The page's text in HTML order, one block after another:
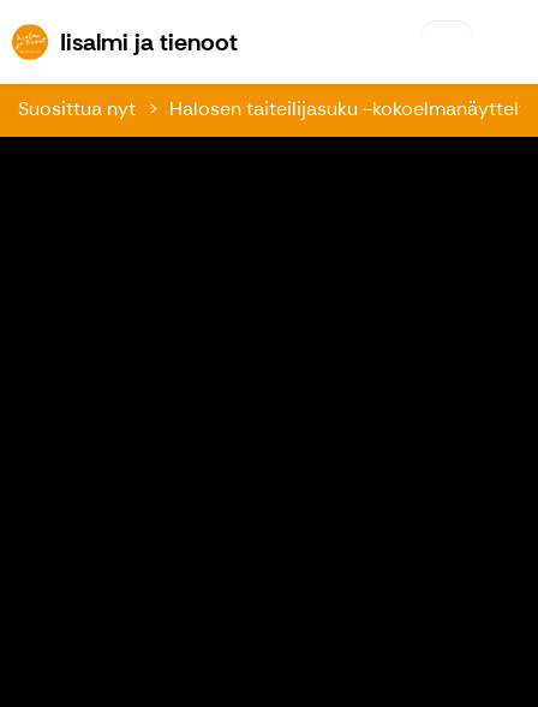
Iisalmi ja tienootIisalmi ja tienoot
Suosittua nyt Halosen taiteilijasuku -kokoelmanäyttely